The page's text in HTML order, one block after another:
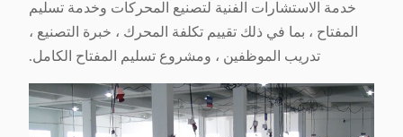
خدمة الاستشارات الفنية لتصنيع المحركات وخدمة تسليم
المفتاح ، بما في ذلك تقييم تكلفة المحرك ، خبرة التصنيع ،
تدريب الموظفين ، ومشروع تسليم المفتاح الكامل.